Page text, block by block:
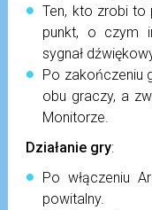
Ten, kto zrobi to
punkt, o czym
sygnał
Po zakończeniu
obu graczy, a
Monitorze.
Działanie gry:
Po włączeniu
powitalny.